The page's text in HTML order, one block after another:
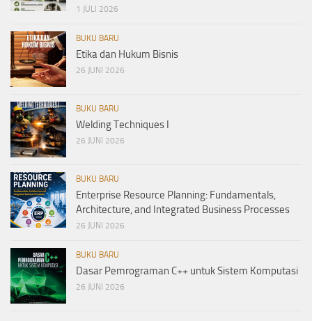
1 JULI 2026
BUKU BARU
Etika dan Hukum Bisnis
26 JUNI 2026
BUKU BARU
Welding Techniques I
26 JUNI 2026
BUKU BARU
Enterprise Resource Planning: Fundamentals,
Architecture, and Integrated Business Processes
26 JUNI 2026
BUKU BARU
Dasar Pemrograman C++ untuk Sistem Komputasi
26 JUNI 2026